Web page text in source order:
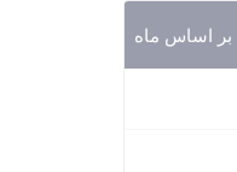
بر اساس ماه